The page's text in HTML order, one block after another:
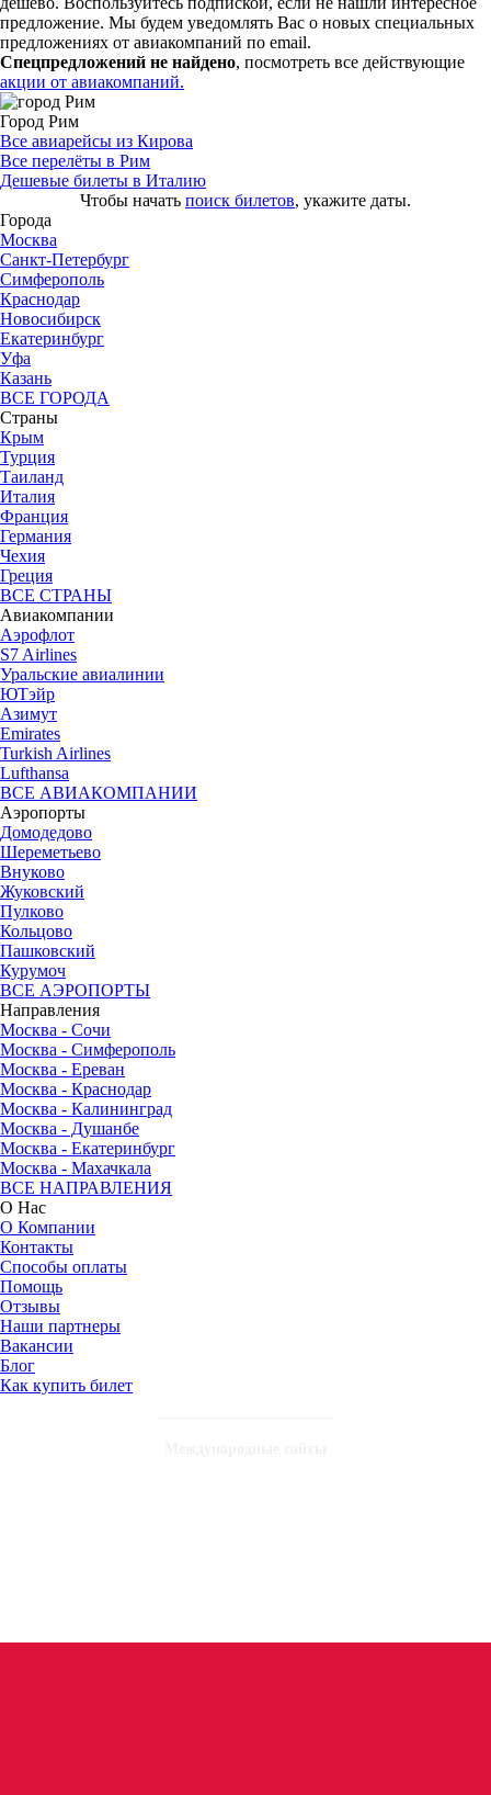
предложение. Мы будем уведомлять Вас о новых специальных
предложениях от авиакомпаний по email.
Спецпредложений не найдено, посмотреть все действующие
акции от авиакомпаний.
Город Рим
Все авиарейсы из Кирова
Все перелёты в Рим
Дешевые билеты в Италию
Чтобы начать поиск билетов, укажите даты.
Города
Москва
Санкт-Петербург
Симферополь
Краснодар
Новосибирск
Екатеринбург
Уфа
Казань
ВСЕ ГОРОДА
Страны
Крым
Турция
Таиланд
Италия
Франция
Германия
Чехия
Греция
ВСЕ СТРАНЫ
Авиакомпании
Аэрофлот
S7 Airlines
Уральские авиалинии
ЮТэйр
Азимут
Emirates
Turkish Airlines
Lufthansa
ВСЕ АВИАКОМПАНИИ
Аэропорты
Домодедово
Шереметьево
Внуково
Жуковский
Пулково
Кольцово
Пашковский
Курумоч
ВСЕ АЭРОПОРТЫ
Направления
Москва - Сочи
Москва - Симферополь
Москва - Ереван
Москва - Краснодар
Москва - Калининград
Москва - Душанбе
Москва - Екатеринбург
Москва - Махачкала
ВСЕ НАПРАВЛЕНИЯ
О Нас
О Компании
Контакты
Способы оплаты
Помощь
Отзывы
Наши партнеры
Вакансии
Блог
Как купить билет